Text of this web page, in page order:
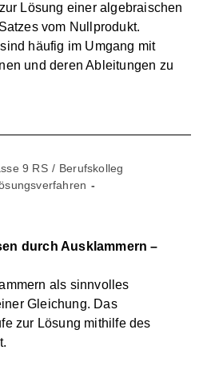
Lösung einer algebraischen
vom Nullprodukt.
häufig im Umgang mit
und deren Ableitungen zu
9 RS / Berufskolleg
durch Ausklammern –
als sinnvolles
Gleichung. Das
zur Lösung mithilfe des